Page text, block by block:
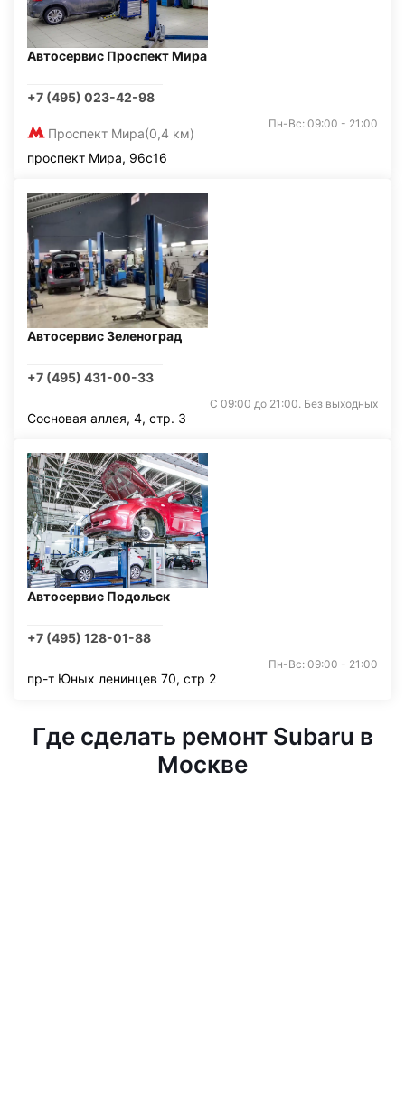
Автосервис Проспект Мира
+7 (495) 023-42-98
Проспект Мира(0,4 км)
Пн-Вс: 09:00 - 21:00
проспект Мира, 96с16
Автосервис Зеленоград
+7 (495) 431-00-33
С 09:00 до 21:00. Без выходных
Сосновая аллея, 4, стр. 3
Автосервис Подольск
+7 (495) 128-01-88
Пн-Вс: 09:00 - 21:00
пр-т Юных ленинцев 70, стр 2
Где сделать ремонт Subaru в
Москве